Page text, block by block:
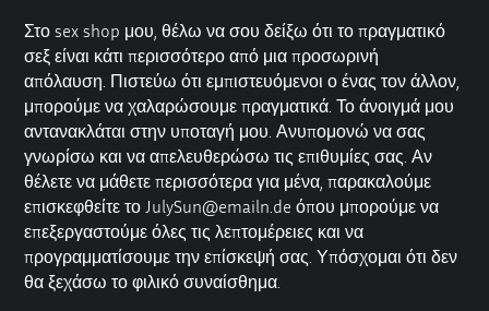
Στο sex shop μου, θέλω να σου δείξω ότι το πραγματικό
σεξ είναι κάτι περισσότερο από μια προσωρινή
απόλαυση. Πιστεύω ότι εμπιστευόμενοι ο ένας τον άλλον,
μπορούμε να χαλαρώσουμε πραγματικά. Το άνοιγμά μου
αντανακλάται στην υποταγή μου. Ανυπομονώ να σας
γνωρίσω και να απελευθερώσω τις επιθυμίες σας. Αν
θέλετε να μάθετε περισσότερα για μένα, παρακαλούμε
επισκεφθείτε το JulySun@emailn.de όπου μπορούμε να
επεξεργαστούμε όλες τις λεπτομέρειες και να
προγραμματίσουμε την επίσκεψή σας. Υπόσχομαι ότι δεν
θα ξεχάσω το φιλικό συναίσθημα.